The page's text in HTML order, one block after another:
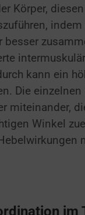
Körper,
besser
kann ein
Die
miteinander,
Winkel
im